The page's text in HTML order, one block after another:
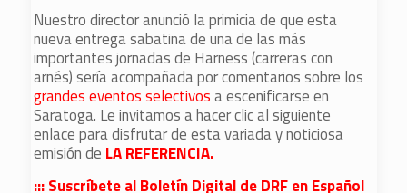
Nuestro director anunció la primicia de que esta
nueva entrega sabatina de una de las más
importantes jornadas de Harness (carreras con
arnés) sería acompañada por comentarios sobre los
grandes eventos selectivosa escenificarse en
Saratoga. Le invitamos a hacer clic al siguiente
enlace para disfrutar de esta variada y noticiosa
emisión de LA REFERENCIA.
::: Suscríbete al Boletín Digital de DRF en Español